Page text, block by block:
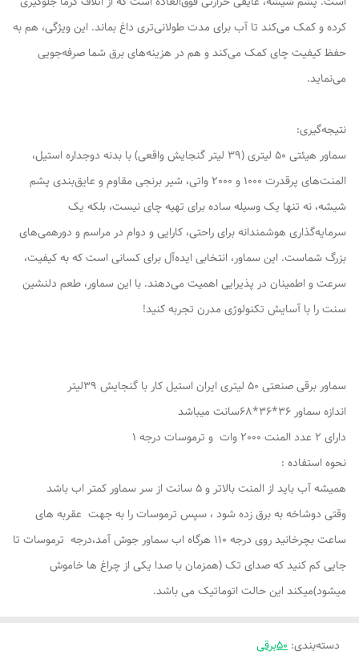
کرده و کمک می‌کند تا آب برای مدت طولانی‌تری داغ بماند. این ویژگی، هم به
حفظ کیفیت چای کمک می‌کند و هم در هزینه‌های برق شما صرفه‌جویی
می‌نماید.
نتیجه‌گیری:
سماور هیئتی 50 لیتری (39 لیتر گنجایش واقعی) با بدنه دوجداره استیل،
المنت‌های پرقدرت 1000 و 2000 واتی، شیر برنجی مقاوم و عایق‌بندی پشم
شیشه، نه تنها یک وسیله ساده برای تهیه چای نیست، بلکه یک
سرمایه‌گذاری هوشمندانه برای راحتی، کارایی و دوام در مراسم و دورهمی‌های
بزرگ شماست. این سماور، انتخابی ایده‌آل برای کسانی است که به کیفیت،
سرعت و اطمینان در پذیرایی اهمیت می‌دهند. با این سماور، طعم دلنشین
سنت را با آسایش تکنولوژی مدرن تجربه کنید!
سماور برقی صنعتی 50 لیتری ایران استیل کار با گنجایش 39لیتر
اندازه سماور 36*36*68سانت میباشد
دارای 2 عدد المنت 2000 وات و ترموسات درجه 1
نحوه استفاده :
همیشه آب باید از المنت بالاتر و 5 سانت از سر سماور کمتر اب باشد
وقتی دوشاخه به برق زده شود ، سپس ترموسات را به جهت عقربه های
ساعت بچرخانید روی درجه 110 هرگاه اب سماور جوش آمد،درجه ترموسات تا
جایی کم کنید که صدای تک (همزمان با صدا یکی از چراغ ها خاموش
میشود)میکند این حالت اتوماتیک می باشد.
دسته‌بندی: 50برقی